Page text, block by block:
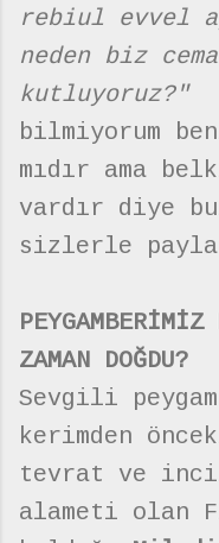
rebiul evvel
neden biz
kutluyoruz?"
bilmiyorum
mıdır ama
vardır diye
sizlerle
ZAMAN DOĞDU?
Sevgili
kerimden
tevrat ve
alameti olan